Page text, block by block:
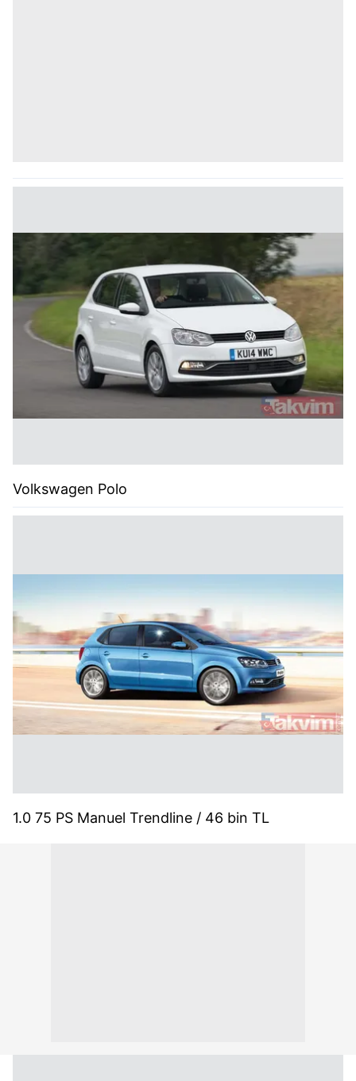
Volkswagen Polo
1.0 75 PS Manuel Trendline / 46 bin TL